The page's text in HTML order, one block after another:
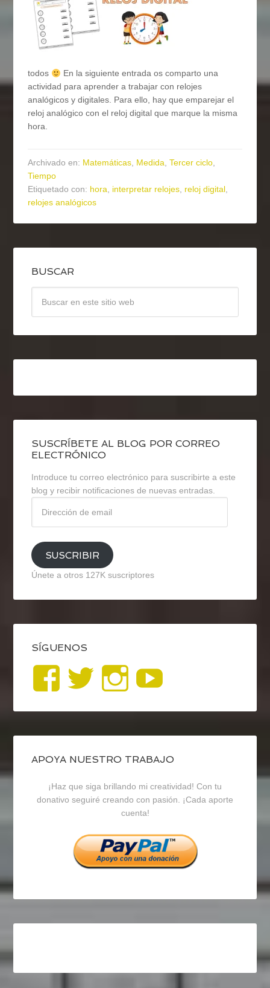
todos
En la siguiente entrada os comparto una
actividad para aprender a trabajar con relojes
analógicos y digitales. Para ello, hay que emparejar el
reloj analógico con el reloj digital que marque la misma
hora.
Archivado en: Matemáticas, Medida,Tercer ciclo,
Tiempo
Etiquetado con: hora, interpretar relojes, reloj digital,
relojes analógicos
BUSCAR
SUSCRÍBETE AL BLOG POR CORREO
ELECTRÓNICO
Introduce tu correo electrónico para suscribirte a este
blog y recibir notificaciones de nuevas entradas.
email
SUSCRIBIR
Únete a otros 127K suscriptores
SÍGUENOS
Ver
perfil
de
blogrecursosep
en
Facebook
Ver
perfil
de
recursosep
en
Twitter
Ver
perfil
de
recursosep
en
Instagram
APOYA NUESTRO TRABAJO
¡Haz que siga brillando mi creatividad! Con tu
donativo seguiré creando con pasión. ¡Cada aporte
cuenta!